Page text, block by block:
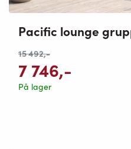
Pacific lounge
15 492,-
7 746,-
På lager